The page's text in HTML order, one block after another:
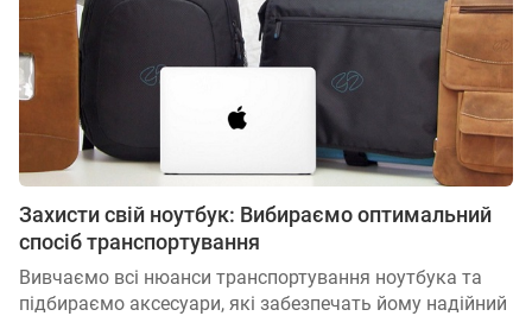
Захисти свій ноутбук: Вибираємо оптимальний
спосіб транспортування
Вивчаємо всі нюанси транспортування ноутбука та
підбираємо аксесуари, які забезпечать йому надійний